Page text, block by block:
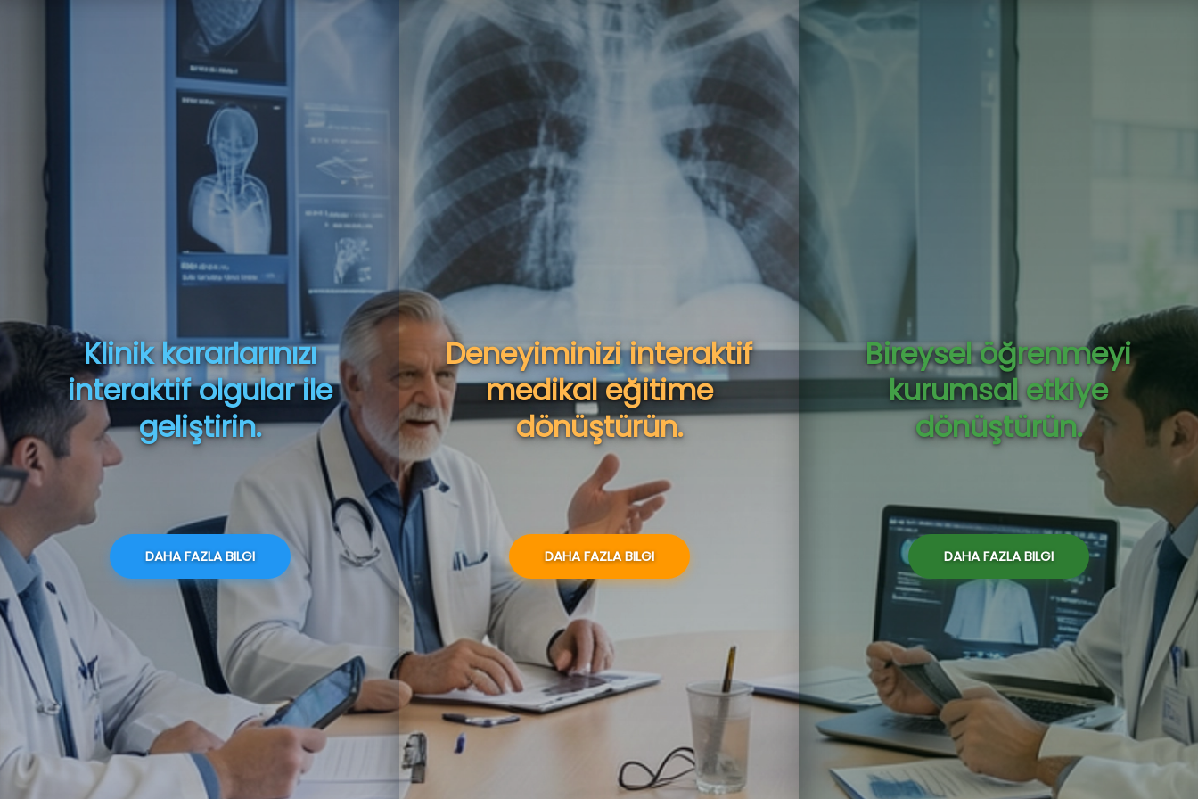
Klinik kararlarınızı
interaktif olgular ile
geliştirin.
DAHA FAZLA BILGI
Deneyiminizi interaktif
medikal eğitime
dönüştürün.
DAHA FAZLA BILGI
Bireysel öğrenmeyi
kurumsal etkiye
dönüştürün.
DAHA FAZLA BILGI